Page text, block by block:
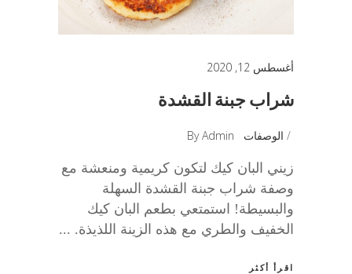
أغسطس 12, 2020
شراب جبنة القشدة
الوصفات ByAdmin
زيني البان كيك لتكون كريمية ومنعشة مع
وصفة شراب جبنة القشدة السهلة
والبسيطة! استمتعي بطعم البان كيك
الخفيف والطري مع هذه الزينة اللذيذة.
اقرأ أكثر